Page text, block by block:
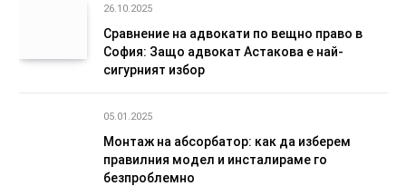
26.10.2025
Сравнение на адвокати по вещно право в
София: Защо адвокат Астакова е най-
сигурният избор
05.01.2025
Монтаж на абсорбатор: как да изберем
правилния модел и инсталираме го
безпроблемно